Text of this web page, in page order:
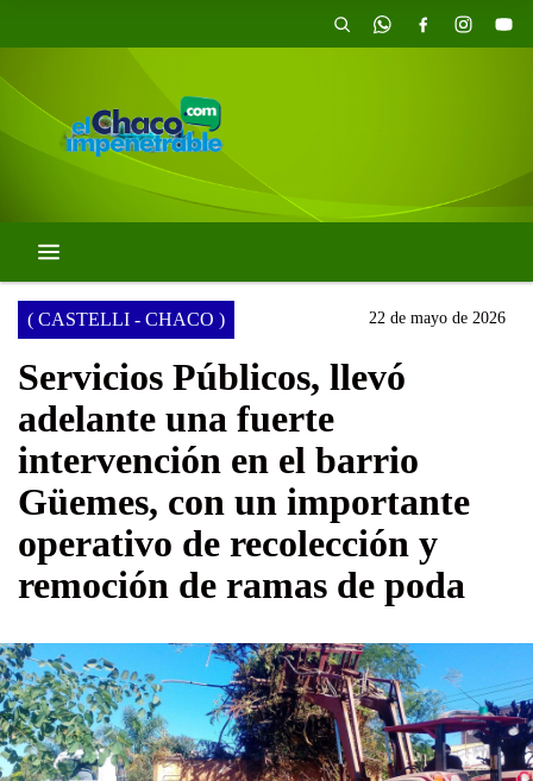
( CASTELLI - CHACO ) 22 de mayo de 2026
Servicios Públicos, llevó
adelante una fuerte
intervención en el barrio
Güemes, con un importante
operativo de recolección y
remoción de ramas de poda